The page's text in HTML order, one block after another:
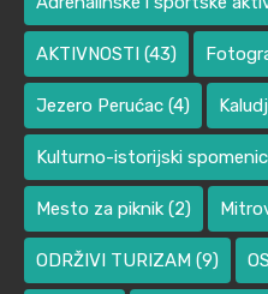
AKTIVNOSTI (43)
Jezero Perućac (4)
Kulturno-istorijski
Mesto za piknik (2)
ODRŽIVI TURIZAM (9)